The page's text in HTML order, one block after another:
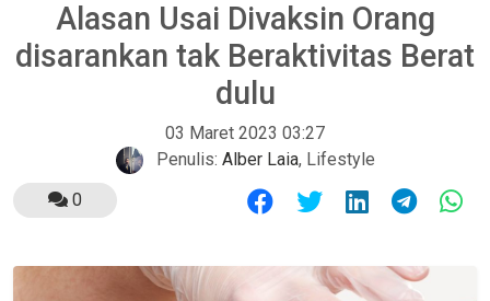
Alasan Usai Divaksin Orang
disarankan tak Beraktivitas Berat
dulu
03 Maret 2023 03:27
Penulis: Alber Laia, Lifestyle
0